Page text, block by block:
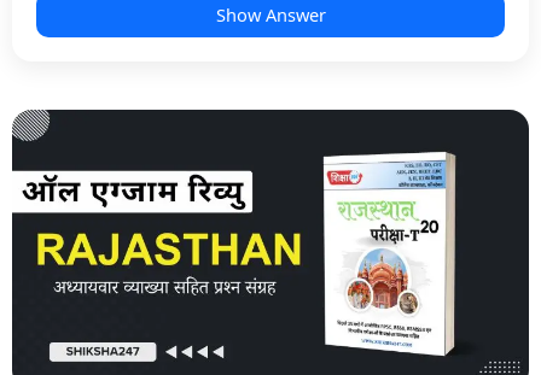
Show Answer